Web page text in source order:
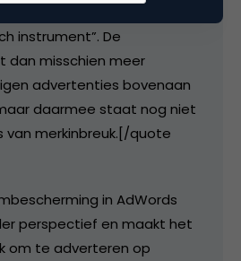
instrument”. De
dan misschien meer
advertenties bovenaan
daarmee staat nog niet
van merkinbreuk.[/quote
in AdWords
perspectief en maakt het
om te adverteren op